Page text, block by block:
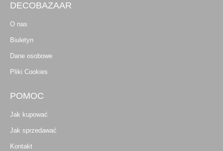
DECOBAZAAR
O nas
Biuletyn
Dane osobowe
Pliki Cookies
POMOC
Jak kupować
Jak sprzedawać
Kontakt